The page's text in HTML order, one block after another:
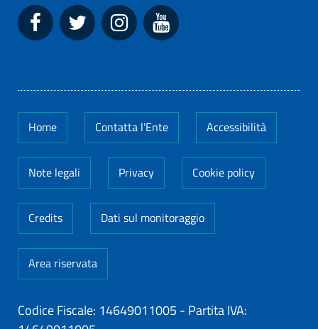
Home Contatta l'Ente Accessibilità
Note legali Privacy Cookie policy
Credits Dati sul monitoraggio
Area riservata
Codice Fiscale: 14649011005 - Partita IVA: